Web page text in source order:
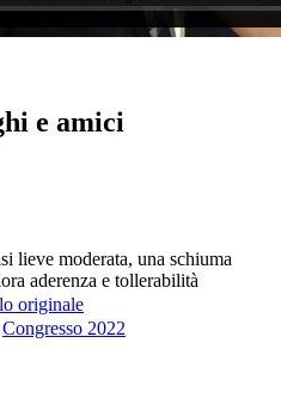
e amici
lieve moderata, una schiuma
aderenza e tollerabilità
originale
Congresso 2022